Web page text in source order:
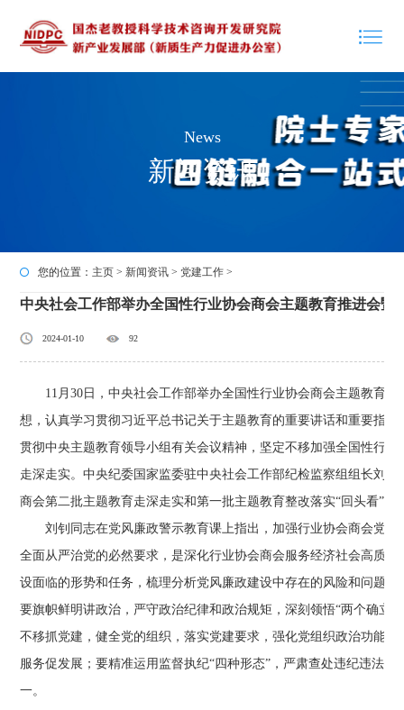
News
新闻资讯
您的位置： 主页 > 新闻资讯 > 党建工作 >
中央社会工作部举办全国性行业协会商会主题教育推进会暨
2024-01-10 92
11月30日，中央社会工作部举办全国性行业协会商会主题教育推
想，认真学习贯彻习近平总书记关于主题教育的重要讲话和重要指
贯彻中央主题教育领导小组有关会议精神，坚定不移加强全国性行
走深走实。中央纪委国家监委驻中央社会工作部纪检监察组组长刘
商会第二批主题教育走深走实和第一批主题教育整改落实“回头看”
刘钊同志在党风廉政警示教育课上指出，加强行业协会商会党风
全面从严治党的必然要求，是深化行业协会商会服务经济社会高质
设面临的形势和任务，梳理分析党风廉政建设中存在的风险和问题
要旗帜鲜明讲政治，严守政治纪律和政治规矩，深刻领悟“两个确立
不移抓党建，健全党的组织，落实党建要求，强化党组织政治功能
服务促发展；要精准运用监督执纪“四种形态”，严肃查处违纪违法
一。